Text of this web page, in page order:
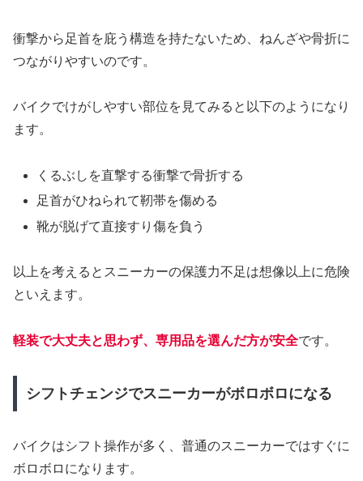
衝撃から足首を庇う構造を持たないため、ねんざや骨折に
つながりやすいのです。
バイクでけがしやすい部位を見てみると以下のようになり
ます。
くるぶしを直撃する衝撃で骨折する
足首がひねられて靭帯を傷める
靴が脱げて直接すり傷を負う
以上を考えるとスニーカーの保護力不足は想像以上に危険
といえます。
軽装で大丈夫と思わず、専用品を選んだ方が安全です。
シフトチェンジでスニーカーがボロボロになる
バイクはシフト操作が多く、普通のスニーカーではすぐに
ボロボロになります。